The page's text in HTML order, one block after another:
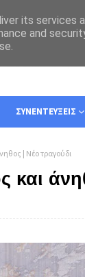
ΣΥΝΕΝΤΕΥΞΕΙΣ
| Νέο τραγούδι
και
its services
and